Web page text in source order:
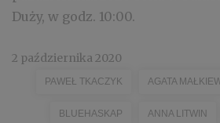
Duży, w godz. 10:00.
2 października 2020
PAWEŁ TKACZYK AGATA
BLUEHASKAP ANNA LITWIN